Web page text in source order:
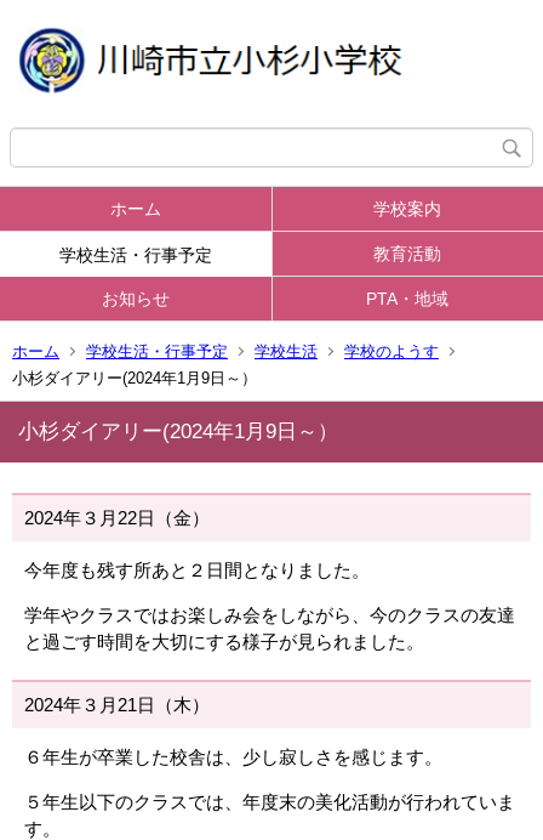
ホーム 学校案内
学校生活・行事予定 教育活動
お知らせ PTA・地域
ホーム 学校生活・行事予定 学校生活
学校のようす
小杉ダイアリー(2024年1月9日～）
小杉ダイアリー(2024年1月9日～）
2024年３月22日（金）
今年度も残す所あと２日間となりました。
学年やクラスではお楽しみ会をしながら、今のクラスの友達
と過ごす時間を大切にする様子が見られました。
2024年３月21日（木）
６年生が卒業した校舎は、少し寂しさを感じます。
５年生以下のクラスでは、年度末の美化活動が行われていま
す。